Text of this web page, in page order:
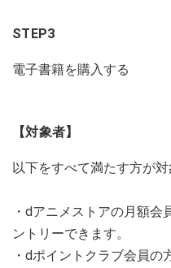
STEP3
電子書籍を購入する
【対象者】
以下をすべて満たす方が対
・dアニメストアの月額
ントリーできます。
・dポイントクラブ会員の